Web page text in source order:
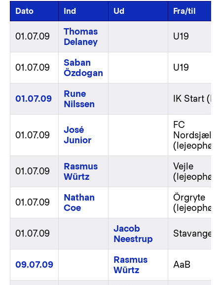
Dato Ind Ud Fra/til
01.07.09
Thomas
Delaney
U19
01.07.09
Saban
Özdogan
U19
01.07.09
Rune
Nilssen
IK Start
01.07.09
José
Junior
FC
(lejeophør)
01.07.09
Rasmus
Würtz
Vejle
(lejeophør)
01.07.09
Nathan
Coe
Örgryte
(lejeophør)
01.07.09
Jacob
Neestrup
Stavanger
09.07.09
Rasmus
Würtz
AaB